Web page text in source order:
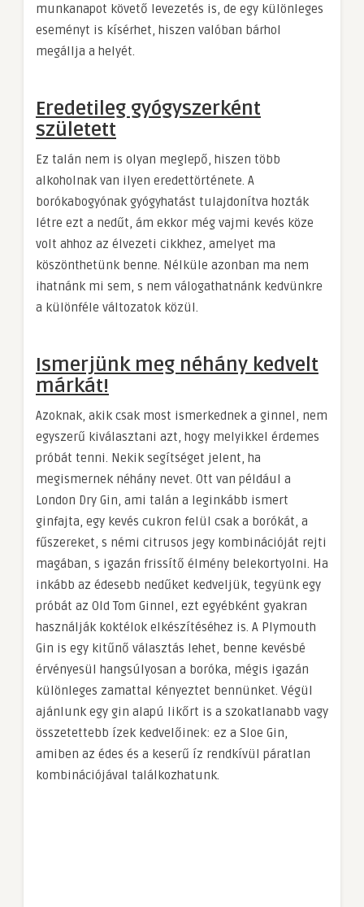
munkanapot követő levezetés is, de egy különleges
eseményt is kísérhet, hiszen valóban bárhol
megállja a helyét.
Eredetileg gyógyszerként
született
Ez talán nem is olyan meglepő, hiszen több
alkoholnak van ilyen eredettörténete. A
borókabogyónak gyógyhatást tulajdonítva hozták
létre ezt a nedűt, ám ekkor még vajmi kevés köze
volt ahhoz az élvezeti cikkhez, amelyet ma
köszönthetünk benne. Nélküle azonban ma nem
ihatnánk mi sem, s nem válogathatnánk kedvünkre
a különféle változatok közül.
Ismerjünk meg néhány kedvelt
márkát!
Azoknak, akik csak most ismerkednek a ginnel, nem
egyszerű kiválasztani azt, hogy melyikkel érdemes
próbát tenni. Nekik segítséget jelent, ha
megismernek néhány nevet. Ott van például a
London Dry Gin, ami talán a leginkább ismert
ginfajta, egy kevés cukron felül csak a borókát, a
fűszereket, s némi citrusos jegy kombinációját rejti
magában, s igazán frissítő élmény belekortyolni. Ha
inkább az édesebb nedűket kedveljük, tegyünk egy
próbát az Old Tom Ginnel, ezt egyébként gyakran
használják koktélok elkészítéséhez is. A Plymouth
Gin is egy kitűnő választás lehet, benne kevésbé
érvényesül hangsúlyosan a boróka, mégis igazán
különleges zamattal kényeztet bennünket. Végül
ajánlunk egy gin alapú likőrt is a szokatlanabb vagy
összetettebb ízek kedvelőinek: ez a Sloe Gin,
amiben az édes és a keserű íz rendkívül páratlan
kombinációjával találkozhatunk.